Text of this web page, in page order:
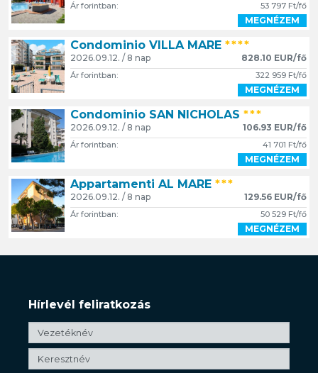
Ár forintban: 53 797 Ft/fő
MEGNÉZEM
Condominio VILLA MARE ****
2026.09.12. / 8 nap 828.10 EUR/fő
Ár forintban: 322 959 Ft/fő
MEGNÉZEM
Condominio SAN NICHOLAS ***
2026.09.12. / 8 nap 106.93 EUR/fő
Ár forintban: 41 701 Ft/fő
MEGNÉZEM
Appartamenti AL MARE ***
2026.09.12. / 8 nap 129.56 EUR/fő
Ár forintban: 50 529 Ft/fő
MEGNÉZEM
Hírlevél feliratkozás